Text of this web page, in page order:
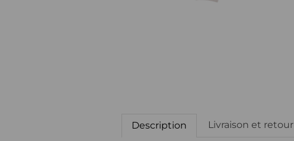
Description Livraison et retour